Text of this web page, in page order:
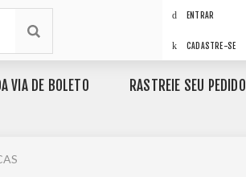
ENTRAR
CADASTRE-SE
VIA DE BOLETO RASTREIE SEU PEDIDO